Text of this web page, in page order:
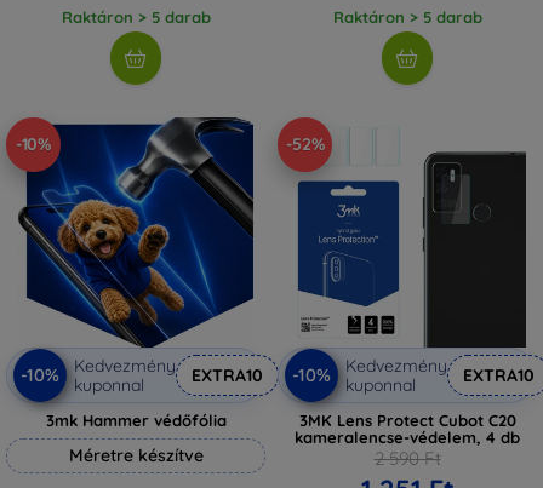
Raktáron > 5 darab Raktáron > 5 darab
-10%
-10%
Kedvezmény
kuponnal
EXTRA10
3mk Hammer védőfólia
Méretre készítve
-52%
-10%
Kedvezmény
kuponnal
EXTRA10
3MK Lens Protect Cubot C20
kameralencse-védelem, 4 db
2 590 Ft